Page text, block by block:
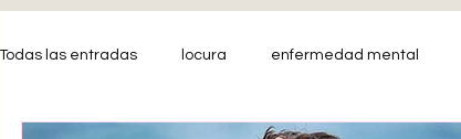
Todas las entradas locura enfermedad mental